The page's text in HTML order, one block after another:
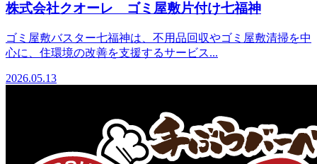
株式会社クオーレ ゴミ屋敷片付け七福神
ゴミ屋敷バスター七福神は、不用品回収やゴミ屋敷清掃を中
心に、住環境の改善を支援するサービス...
2026.05.13